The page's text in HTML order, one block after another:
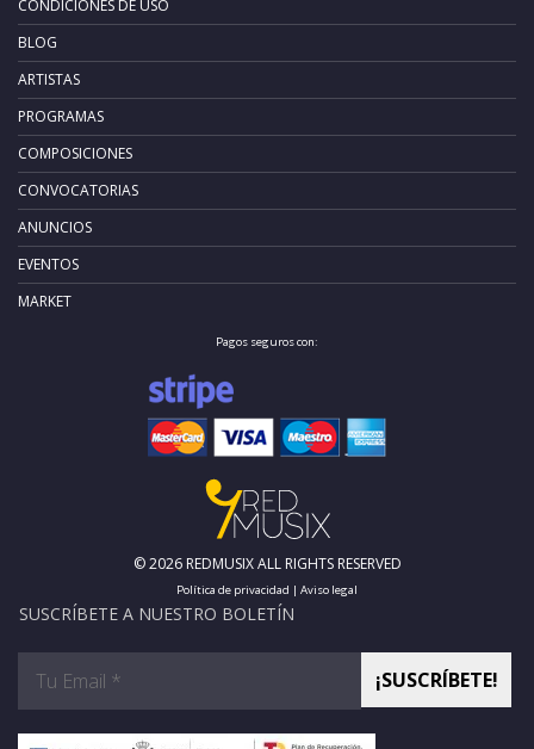
CONDICIONES DE USO
BLOG
ARTISTAS
PROGRAMAS
COMPOSICIONES
CONVOCATORIAS
ANUNCIOS
EVENTOS
MARKET
Pagos seguros con:
© 2026 REDMUSIX ALL RIGHTS RESERVED
Política de privacidad | Aviso legal
SUSCRÍBETE A NUESTRO BOLETÍN